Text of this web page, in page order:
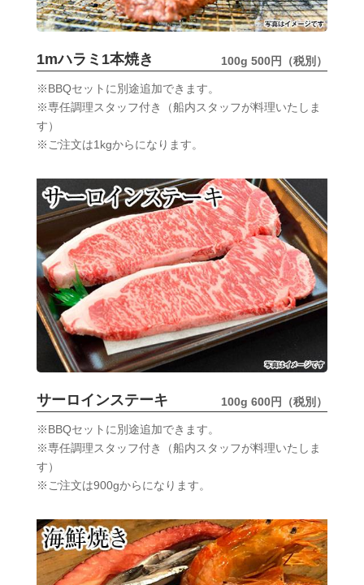
1mハラミ1本焼き 100g 500円（税別）
※BBQセットに別途追加できます。
※専任調理スタッフ付き（船内スタッフが料理いたしま
す）
※ご注文は1kgからになります。
サーロインステーキ 100g 600円（税別）
※BBQセットに別途追加できます。
※専任調理スタッフ付き（船内スタッフが料理いたしま
す）
※ご注文は900gからになります。